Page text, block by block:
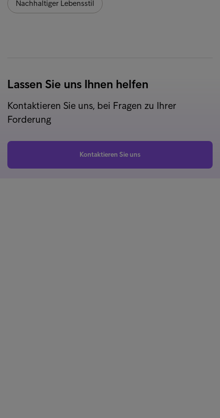
Nachhaltiger Lebensstil
Lassen Sie uns Ihnen helfen
Kontaktieren Sie uns, bei Fragen zu Ihrer
Forderung
Kontaktieren Sie uns